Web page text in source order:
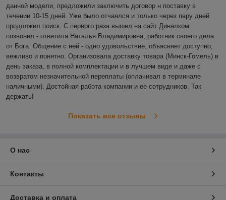
данной модели, предложили заключить договор н поставку в
течении 10-15 дней. Уже было отчаялся и только через пару дней
продолжил поиск. С первого раза вышел на сайт Диналком,
позвонил - ответила Наталья Владимировна, работник своего дела
от Бога. Общение с ней - одно удовольствие, объясняет доступно,
вежливо и понятно. Организовала доставку товара (Минск-Гомель) в
день заказа, в полной комплектации и в лучшем виде и даже с
возвратом незначительной переплаты (оплачивал в терминале
наличными). Достойная работа компании и ее сотрудников. Так
держать!
Показать все отзывы
О нас
Контакты
Доставка и оплата